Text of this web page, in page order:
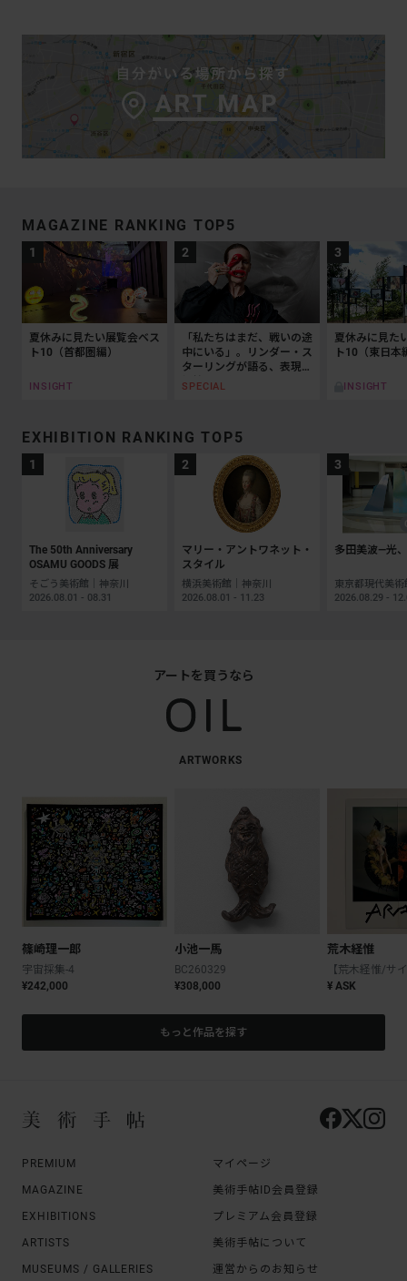
MAGAZINE RANKING TOP5
夏休みに見たい展覧会ベス
ト10（首都圏編）
INSIGHT
「私たちはまだ、戦いの途
中にいる」。リンダー・ス
ターリングが語る、表現と
抵抗の50年
SPECIAL
夏休みに見た
ト10（東日本
INSIGHT
EXHIBITION RANKING TOP5
The 50th Anniversary
OSAMU GOODS 展
そごう美術館｜神奈川
2026.08.01 - 08.31
マリー・アントワネット・
スタイル
横浜美術館｜神奈川
2026.08.01 - 11.23
多田美波―光
2026.08.29 -
アートを買うなら
ARTWORKS
篠崎理一郎
宇宙採集-4
¥242,000
小池一馬
BC260329
¥308,000
荒木経惟
¥ ASK
もっと作品を探す
PREMIUM
MAGAZINE
EXHIBITIONS
ARTISTS
MUSEUMS / GALLERIES
マイページ
美術手帖ID会員登録
プレミアム会員登録
美術手帖について
運営からのお知らせ